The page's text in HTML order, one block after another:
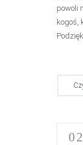
powoli
kogoś,
02